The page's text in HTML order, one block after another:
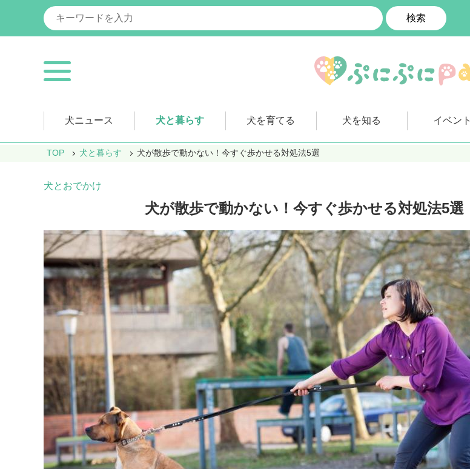
検索
犬ニュース 犬と暮らす 犬を育てる 犬を知る イベント
TOP 犬と暮らす 犬が散歩で動かない！今すぐ歩かせる対処法5選
犬とおでかけ
犬が散歩で動かない！今すぐ歩かせる対処法5選